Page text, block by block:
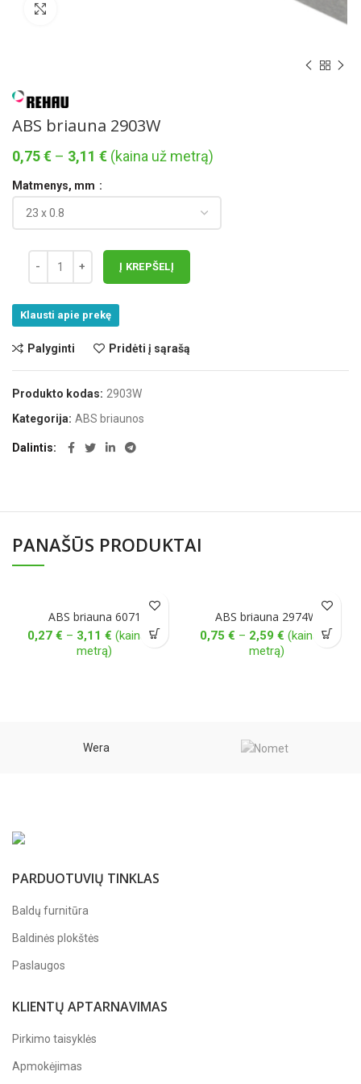
ABS briauna 2903W
0,75€ – 3,11 €Price
(kaina už metrą)
Matmenys, mm
Į KREPŠELĮ
Klausti apie prekę
Palyginti Pridėti į sąrašą
Produkto kodas: 2903W
Kategorija: ABS briaunos
Dalintis
PANAŠŪS PRODUKTAI
ABS briauna 6071
0,27 € – 3,11 €Price
range:
(kaina už
metrą)
ABS briauna 2974W
0,75 € – 2,59 €Price
range:
(kaina už
metrą)
Wera
PARDUOTUVIŲ TINKLAS
Baldų furnitūra
Baldinės plokštės
Paslaugos
KLIENTŲ APTARNAVIMAS
Pirkimo taisyklės
Apmokėjimas